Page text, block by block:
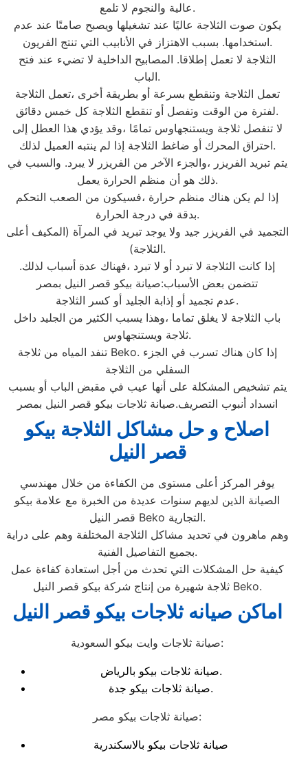
عالية والنجوم لا تلمع.
يكون صوت الثلاجة عاليًا عند تشغيلها ويصبح صامتًا عند عدم
استخدامها. بسبب الاهتزاز في الأنابيب التي تنتج الفريون.
الثلاجة لا تعمل إطلاقا. المصابيح الداخلية لا تضيء عند فتح
الباب.
تعمل الثلاجة وتنقطع بسرعة أو بطريقة أخرى ،تعمل الثلاجة
لفترة من الوقت وتفصل أو تنقطع الثلاجة كل خمس دقائق.
لا تنفصل ثلاجة ويستنجهاوس تمامًا ،وقد يؤدي هذا العطل إلى
احتراق المحرك أو ضاغط الثلاجة إذا لم ينتبه العميل لذلك.
يتم تبريد الفريزر ،والجزء الآخر من الفريزر لا يبرد. والسبب في
ذلك هو أن منظم الحرارة يعمل.
إذا لم يكن هناك منظم حرارة ،فسيكون من الصعب التحكم
بدقة في درجة الحرارة.
التجميد في الفريزر جيد ولا يوجد تبريد في المرآة (المكيف أعلى
الثلاجة).
إذا كانت الثلاجة لا تبرد أو لا تبرد ،فهناك عدة أسباب لذلك.
تتضمن بعض الأسباب:صيانة بيكو قصر النيل بمصر
عدم تجميد أو إذابة الجليد أو كسر الثلاجة.
باب الثلاجة لا يغلق تماما ،وهذا يسبب الكثير من الجليد داخل
ثلاجة ويستنجهاوس.
تنفد المياه من ثلاجة Beko. إذا كان هناك تسرب في الجزء
السفلي من الثلاجة
يتم تشخيص المشكلة على أنها عيب في مقبض الباب أو بسبب
انسداد أنبوب التصريف.صيانة ثلاجات بيكو قصر النيل بمصر
اصلاح و حل مشاكل الثلاجة بيكو
قصر النيل
يوفر المركز أعلى مستوى من الكفاءة من خلال مهندسي
الصيانة الذين لديهم سنوات عديدة من الخبرة مع علامة بيكو
قصر النيل Beko التجارية.
وهم ماهرون في تحديد مشاكل الثلاجة المختلفة وهم على دراية
بجميع التفاصيل الفنية.
كيفية حل المشكلات التي تحدث من أجل استعادة كفاءة عمل
ثلاجة شهيرة من إنتاج شركة بيكو قصر النيل Beko.
اماكن صيانه ثلاجات بيكو قصر النيل
صيانة ثلاجات وايت بيكو السعودية:
صيانة ثلاجات بيكو بالرياض.
صيانة ثلاجات بيكو جدة.
صيانة ثلاجات بيكو مصر:
صيانة ثلاجات بيكو بالاسكندرية